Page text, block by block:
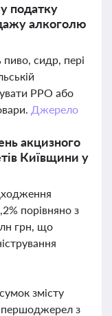
податку
алкоголю
сидр, пері
РРО або
Джерело
акцизного
Київщини у
порівняно з
грн, що
змісту
першоджерел з